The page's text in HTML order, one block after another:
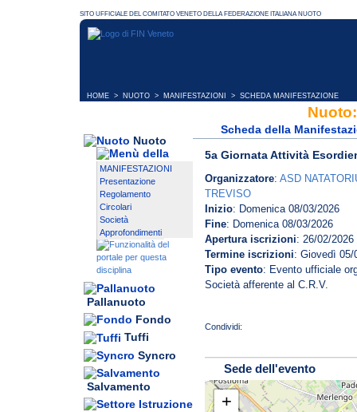
HOME > NUOTO > MANIFESTAZIONI > SCHEDA MANIFESTAZIONE
Nuoto
MANIFESTAZIONI
Presentazione
Regolamento
Circolari
Società
Approfondimenti
Pallanuoto
Fondo
Tuffi
Syncro
Salvamento
Scheda della
5a Giornata Attività
Organizzatore: ASD
TREVISO
Inizio: Domenica 08/03/2026
Fine: Domenica 08/03/2026
Apertura iscrizioni: 26/02/2026
Termine iscrizioni: Giovedì 05/
Tipo evento: Evento ufficiale
Società afferente al C.R.V.
Sede dell'evento
+